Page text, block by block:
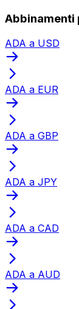
Abbinamenti
ADA a USD
ADA a EUR
ADA a GBP
ADA a JPY
ADA a CAD
ADA a AUD